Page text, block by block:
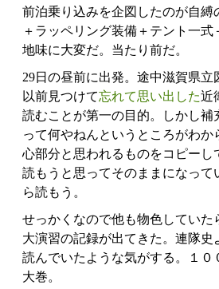
前泊乗り込みを企図したのが自縛
＋ラッペリング装備＋テント一式
地味に大変だ。当たり前だ。
29日の昼前に出発。途中滋賀県立
以前見つけて忘れて思い出した近
読むことが第一の目的。しかし補
って何やねんというところがわか
心部分と思われるものをコピーし
読もうと思ってそのままになって
ら読もう。
せっかくなので他も物色していた
大演習の記録が出てきた。連隊史
読んでいたような気がする。１０
大巻。